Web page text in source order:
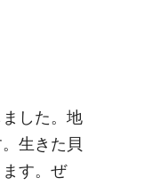
した。地
生きた貝
す。ぜ